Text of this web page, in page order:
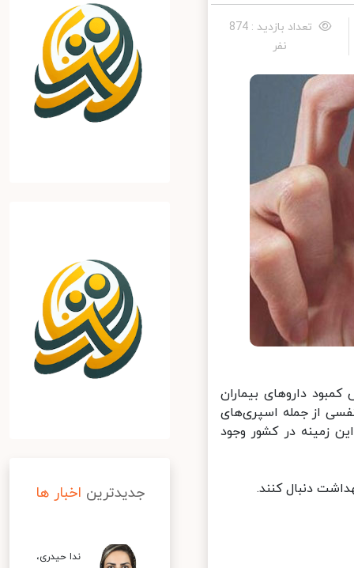
تعداد بازدید : 874
نفر
داروهای بیماران
از جمله اسپری‌های
زمینه در کشور وجود
دنبال کنند. جدیدترین اخبار ها
ندا حیدری،